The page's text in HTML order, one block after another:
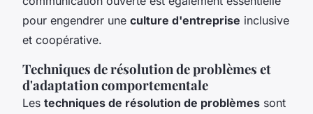
pour engendrer une culture d'entreprise inclusive
et coopérative.
Techniques de résolution de problèmes et
d'adaptation comportementale
Les techniques de résolution de problèmes sont